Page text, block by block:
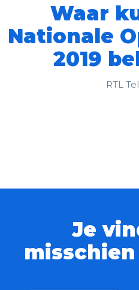
Waar
Nationale
2019
RTL
Je